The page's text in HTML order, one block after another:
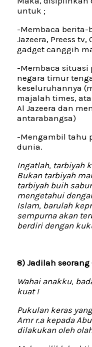
untuk ;
-Membaca berita-
Jazeera, Preess tv,
gadget canggih
-Membaca situasi
negara timur
keseluruhannya
majalah times,
Al Jazeera dan
antarabangsa)
-Mengambil tahu
dunia.
Ingatlah, tarbiyah
Bukan tarbiyah
tarbiyah buih
mengetahui
Islam, barulah
sempurna akan
berdiri dengan
8) Jadilah
Wahai anakku,
kuat !
Pukulan keras
Amr r.a kepada
dilakukan oleh